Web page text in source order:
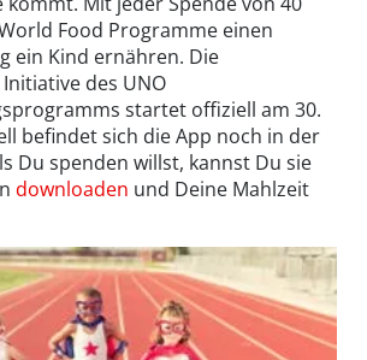
Food Programme einen
ein Kind ernähren. Die
des UNO
startet offiziell am 30.
befindet sich die App noch in der
Du spenden willst, kannst Du sie
downloaden und Deine Mahlzeit